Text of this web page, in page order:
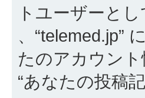
トユーザーと
、“telemed.jp”
たのアカウン
“あなたの投稿記